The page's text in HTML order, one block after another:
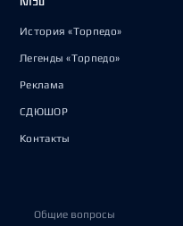
История «Торпедо»
Легенды «Торпедо»
Реклама
СДЮШОР
Контакты
Общие вопросы